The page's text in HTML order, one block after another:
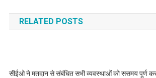
navigation
RELATED POSTS
सीईओ ने मतदान से संबंधित सभी व्यवस्थाओं को ससमय पूर्ण